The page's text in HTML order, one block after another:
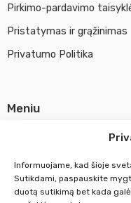
Informuojame, kad šioje
Sutikdami, paspauskite
duotą sutikimą bet kada
Pirkimo-pardavimo
Pristatymas ir grąžinimas
Privatumo Politika
Meniu
Susisiekti su mumis